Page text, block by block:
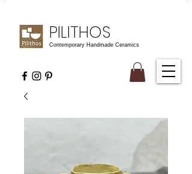
PILITHOS
Contemporary Handmade Ceramics